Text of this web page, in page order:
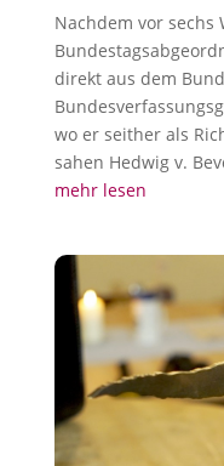
Nachdem vor sechs
direkt aus dem
wo er seither als
sahen Hedwig v.
mehr lesen